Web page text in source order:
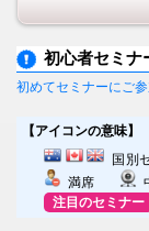
初心者セミナ
初めてセミナーにご
【アイコンの意味】
国別
満席
注目のセミナー